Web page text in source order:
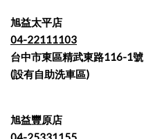
旭益太平店
04-22111103
台中市東區精武東路116-1號
(設有自助洗車區)
旭益豐原店